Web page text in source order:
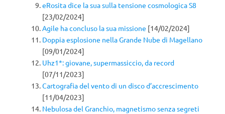
eRosita dice la sua sulla tensione cosmologica S8
[23/02/2024]
Agile ha concluso la sua missione [14/02/2024]
Doppia esplosione nella Grande Nube di Magellano
[09/01/2024]
Uhz1*: giovane, supermassiccio, da record
[07/11/2023]
Cartografia del vento di un disco d’accrescimento
[11/04/2023]
Nebulosa del Granchio, magnetismo senza segreti